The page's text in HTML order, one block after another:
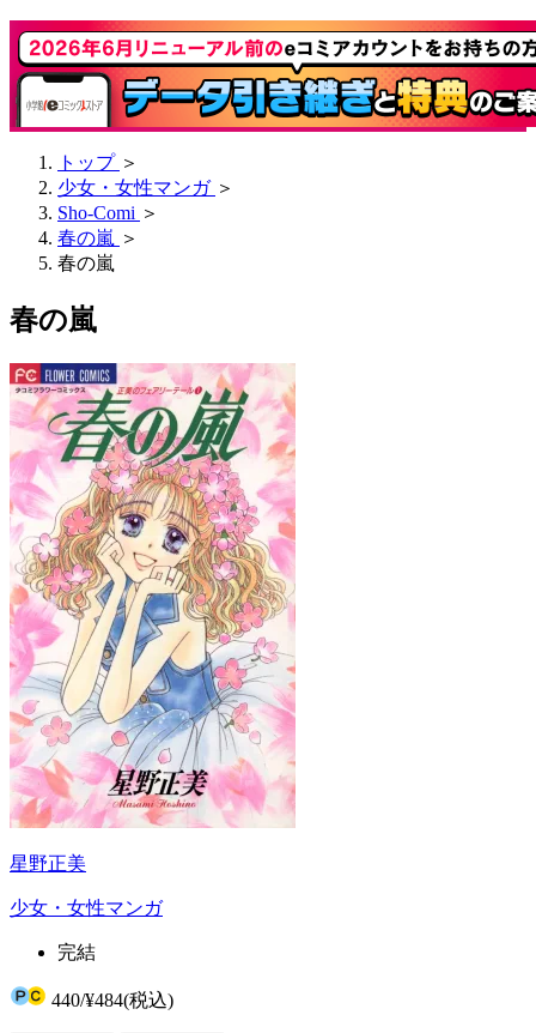
トップ ＞
少女・女性マンガ ＞
Sho-Comi ＞
春の嵐 ＞
春の嵐
春の嵐
星野正美
少女・女性マンガ
完結
440/¥484(税込)